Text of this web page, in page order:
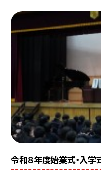
令和８年度始業式・入学